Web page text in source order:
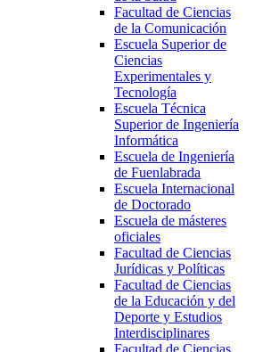
Facultad de Ciencias
de la Comunicación
Escuela Superior de
Ciencias
Experimentales y
Tecnología
Escuela Técnica
Superior de Ingeniería
Informática
Escuela de Ingeniería
de Fuenlabrada
Escuela Internacional
de Doctorado
Escuela de másteres
oficiales
Facultad de Ciencias
Jurídicas y Políticas
Facultad de Ciencias
de la Educación y del
Deporte y Estudios
Interdisciplinares
Facultad de Ciencias